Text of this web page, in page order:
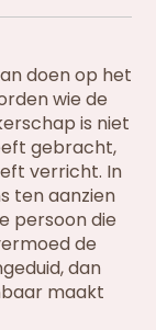
doen op het
wie de
is niet
gebracht,
verricht. In
ten aanzien
persoon die
de
dan
maakt